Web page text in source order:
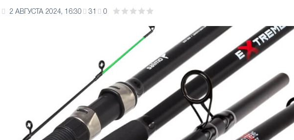
2 АВГУСТА 2024, 16:30 31 0